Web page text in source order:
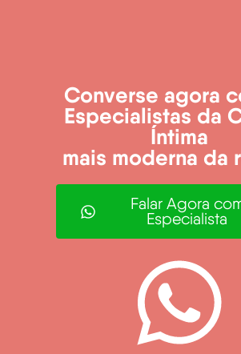
Converse agora
Especialistas da
Íntima
mais moderna da
Falar Agora
Especialista